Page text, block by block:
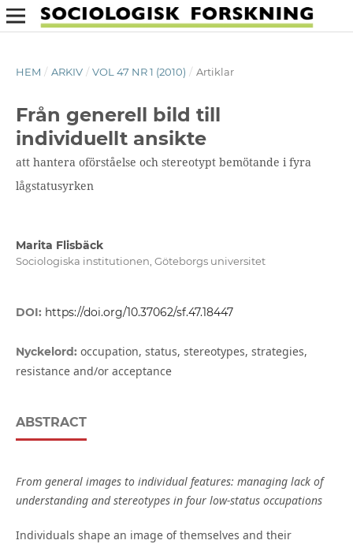
HEM / ARKIV / VOL 47 NR 1 (2010) / Artiklar
Från generell bild till
individuellt ansikte
att hantera oförståelse och stereotypt bemötande i fyra
lågstatusyrken
Marita Flisbäck
Sociologiska institutionen, Göteborgs universitet
DOI: https://doi.org/10.37062/sf.47.18447
Nyckelord: occupation, status, stereotypes, strategies,
resistance and/or acceptance
ABSTRACT
From general images to individual features: managing lack of
understanding and stereotypes in four low-status occupations
Individuals shape an image of themselves and their